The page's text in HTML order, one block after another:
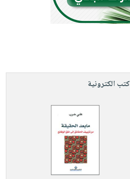
كتب الكترونية